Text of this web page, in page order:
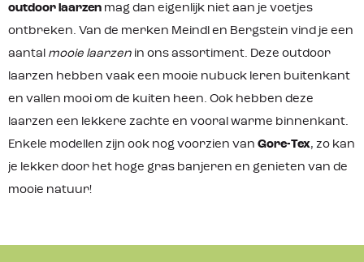
outdoor laarzen mag dan eigenlijk niet aan je voetjes
ontbreken. Van de merken Meindl en Bergstein vind je een
aantal mooie laarzen in ons assortiment. Deze outdoor
laarzen hebben vaak een mooie nubuck leren buitenkant
en vallen mooi om de kuiten heen. Ook hebben deze
laarzen een lekkere zachte en vooral warme binnenkant.
Enkele modellen zijn ook nog voorzien van Gore-Tex, zo kan
je lekker door het hoge gras banjeren en genieten van de
mooie natuur!